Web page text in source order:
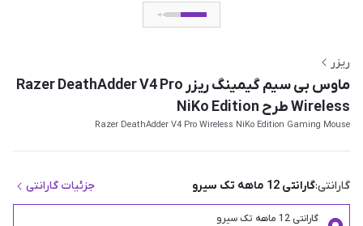
ریزر
ماوس بی سیم گیمینگ ریزر Razer DeathAdder V4 Pro
Wireless طرح NiKo Edition
Razer DeathAdder V4 Pro Wireless NiKo Edition Gaming Mouse
گارانتی:گارانتی 12 ماهه تک سیرو جزئیات گارانتی
گارانتی 12 ماهه تک سیرو